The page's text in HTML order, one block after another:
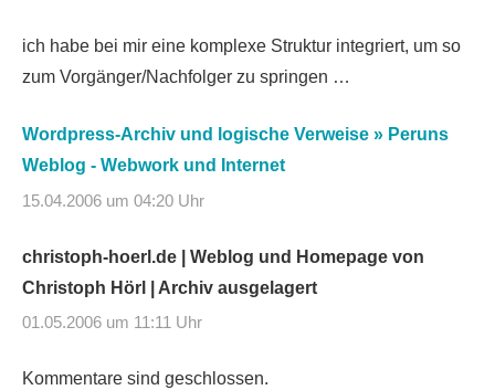
ich habe bei mir eine komplexe Struktur integriert, um so
zum Vorgänger/Nachfolger zu springen …
Wordpress-Archiv und logische Verweise » Peruns
Weblog - Webwork und Internet
15.04.2006 um 04:20 Uhr
christoph-hoerl.de | Weblog und Homepage von
Christoph Hörl | Archiv ausgelagert
01.05.2006 um 11:11 Uhr
Kommentare sind geschlossen.